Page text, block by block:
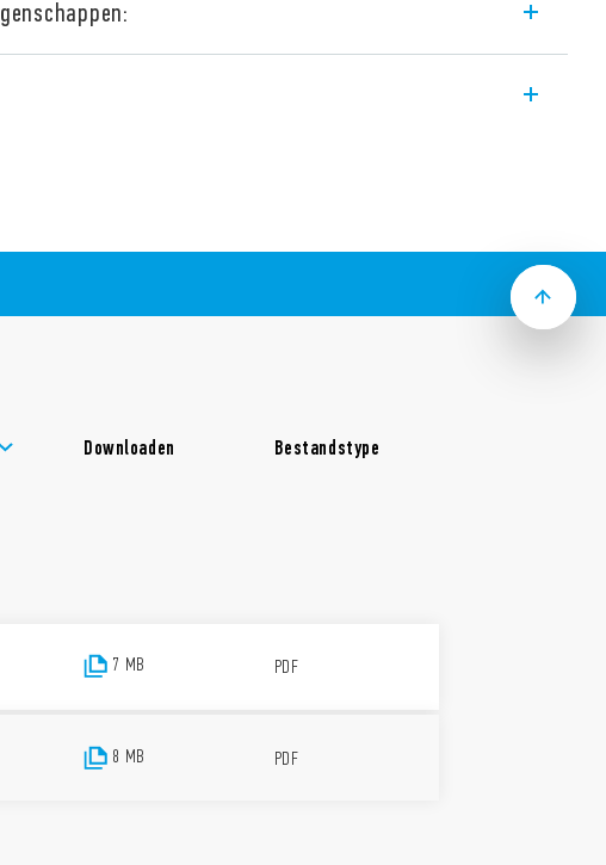
24 tot 125 V AC/DC, 6 tot 220 V DC en 230 V AC,
35 mm railmontage (EN 60715). 6,2 mm breed,
te sluiten
Downloaden Bestandstype
7 MB PDF
8 MB PDF